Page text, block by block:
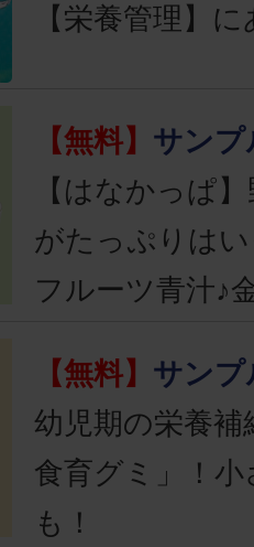
【栄養管理】
【無料】 サンプ
【はなかっぱ
がたっぷりは
フルーツ青汁♪
【無料】 サンプ
幼児期の栄養
食育グミ」！
も！